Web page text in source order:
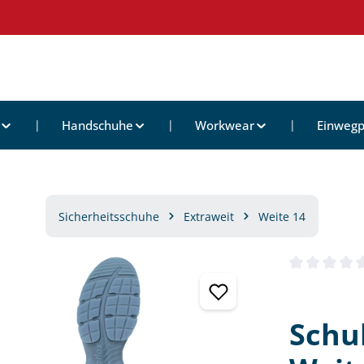
Handschuhe Workwear
Sicherheitsschuhe Extraweit Weite 14